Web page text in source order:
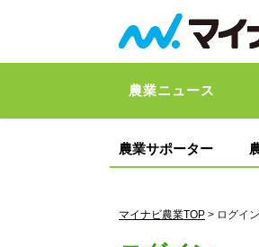
農業ニュース
農業サポーター
マイナビ農業TOP > ログイン